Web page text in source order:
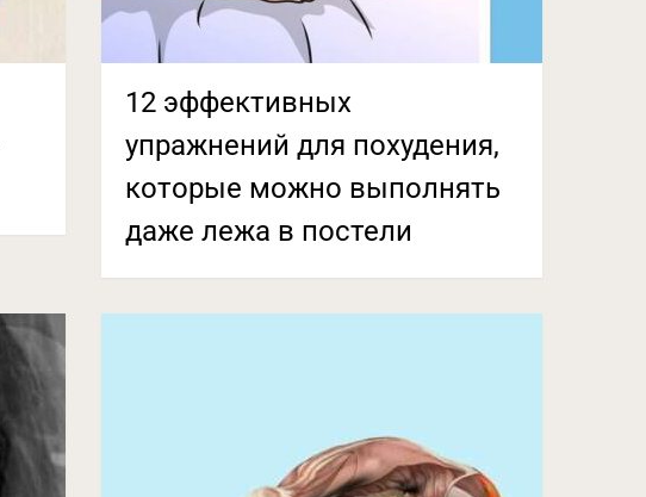
12 эффективных
упражнений для похудения,
которые можно выполнять
даже лежа в постели